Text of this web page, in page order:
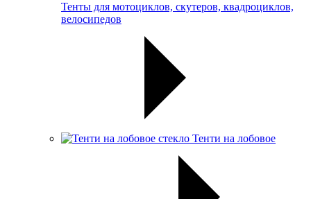
Тенты для мотоциклов, скутеров, квадроциклов,
велосипедов
Тенти на лобовое